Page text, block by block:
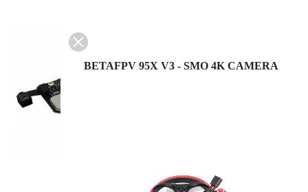
BETAFPV 95X V3 - SMO 4K CAMERA